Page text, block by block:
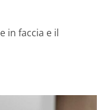
in faccia e il